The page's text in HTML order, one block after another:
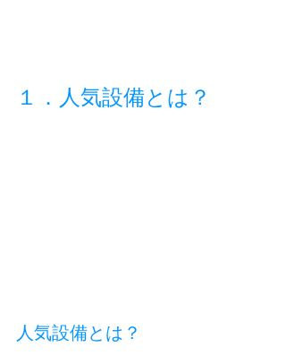
１．人気設備とは？
人気設備とは？